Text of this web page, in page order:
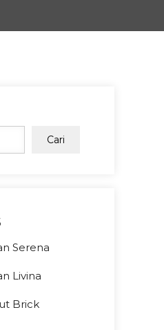
Cari
Serena
Livina
Brick